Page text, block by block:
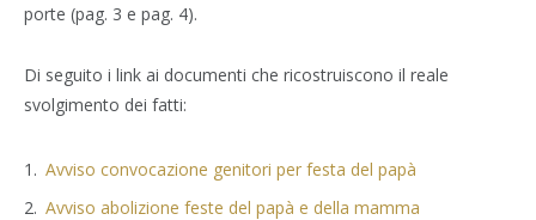
porte (pag. 3 e pag. 4).
Di seguito i link ai documenti che ricostruiscono il reale
svolgimento dei fatti:
Avviso convocazione genitori per festa del papà
Avviso abolizione feste del papà e della mamma